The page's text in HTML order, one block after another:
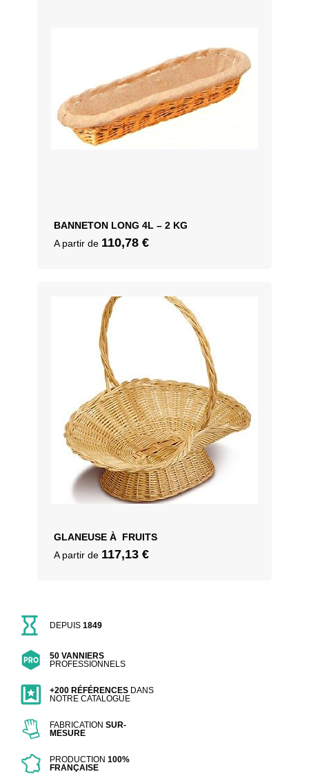
BANNETON LONG 4L – 2 KG
A partir de 110,78 €
GLANEUSE À FRUITS
A partir de 117,13 €
DEPUIS1849
50 VANNIERS
PROFESSIONNELS
+200 RÉFÉRENCES DANS
NOTRE CATALOGUE
FABRICATIONSUR-
MESURE
PRODUCTION100%
FRANÇAISE